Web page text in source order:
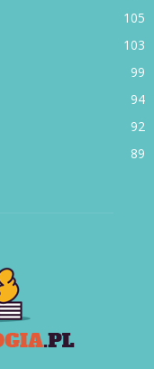
105
103
99
94
92
89